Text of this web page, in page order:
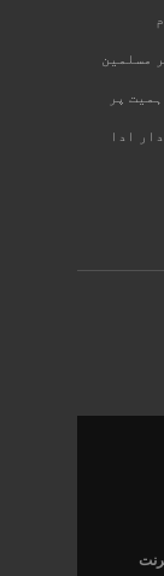
مسلمین
پر
ادا